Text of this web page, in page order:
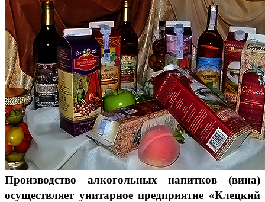
Производство алкогольных напитков (вина)
осуществляет унитарное предприятие «Клецкий